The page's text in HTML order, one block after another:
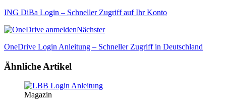
ING DiBa Login – Schneller Zugriff auf Ihr Konto
Nächster
OneDrive Login Anleitung – Schneller Zugriff in Deutschland
Ähnliche Artikel
Magazin